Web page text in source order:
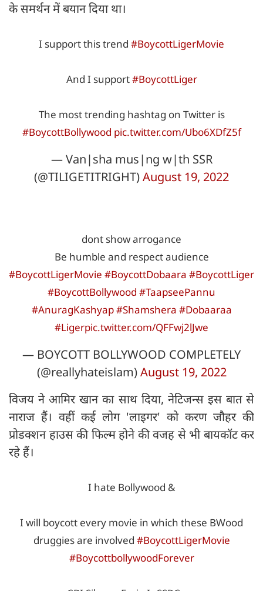
के समर्थन में बयान दिया था।
I support this trend #BoycottLigerMovie
And I support#BoycottLiger
The most trending hashtag on Twitter is
#BoycottBollywood pic.twitter.com/Ubo6XDfZ5f
— Van|sha mus|ng w|th SSR
(@TILIGETITRIGHT)August 19, 2022
dont show arrogance
Be humble and respect audience
#BoycottLigerMovie #BoycottDobaara #BoycottLiger
#BoycottBollywood #TaapseePannu
#AnuragKashyap#Shamshera #Dobaaraa
#Ligerpic.twitter.com/QFFwj2lJwe
— BOYCOTT BOLLYWOOD COMPLETELY
(@reallyhateislam)August 19, 2022
विजय ने आमिर खान का साथ दिया, नेटिजन्स इस बात से
नाराज हैं। वहीं कई लोग 'लाइगर' को करण जौहर की
प्रोडक्शन हाउस की फिल्म होने की वजह से भी बायकॉट कर
रहे हैं।
I hate Bollywood &
I will boycott every movie in which these BWood
druggies are involved #BoycottLigerMovie
#BoycottbollywoodForever